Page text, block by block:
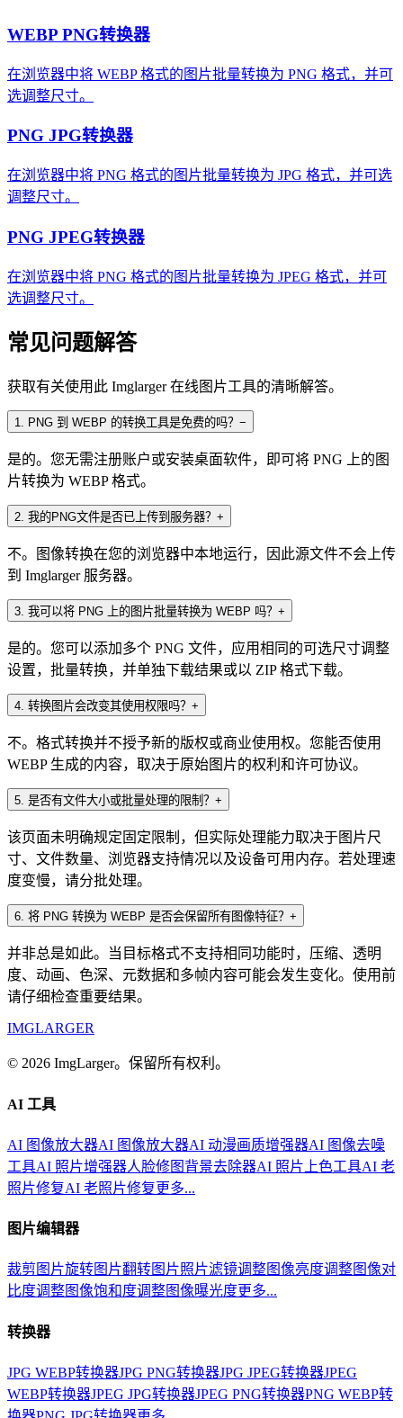
WEBP PNG转换器
在浏览器中将 WEBP 格式的图片批量转换为 PNG 格式，并可
选调整尺寸。
PNG JPG转换器
在浏览器中将 PNG 格式的图片批量转换为 JPG 格式，并可选
调整尺寸。
PNG JPEG转换器
在浏览器中将 PNG 格式的图片批量转换为 JPEG 格式，并可
选调整尺寸。
常见问题解答
获取有关使用此 Imglarger 在线图片工具的清晰解答。
1. PNG 到 WEBP 的转换工具是免费的吗？ −
是的。您无需注册账户或安装桌面软件，即可将 PNG 上的图
片转换为 WEBP 格式。
2. 我的PNG文件是否已上传到服务器？ +
不。图像转换在您的浏览器中本地运行，因此源文件不会上传
到 Imglarger 服务器。
3. 我可以将 PNG 上的图片批量转换为 WEBP 吗？ +
是的。您可以添加多个 PNG 文件，应用相同的可选尺寸调整
设置，批量转换，并单独下载结果或以 ZIP 格式下载。
4. 转换图片会改变其使用权限吗？ +
不。格式转换并不授予新的版权或商业使用权。您能否使用
WEBP 生成的内容，取决于原始图片的权利和许可协议。
5. 是否有文件大小或批量处理的限制？ +
该页面未明确规定固定限制，但实际处理能力取决于图片尺
寸、文件数量、浏览器支持情况以及设备可用内存。若处理速
度变慢，请分批处理。
6. 将 PNG 转换为 WEBP 是否会保留所有图像特征？ +
并非总是如此。当目标格式不支持相同功能时，压缩、透明
度、动画、色深、元数据和多帧内容可能会发生变化。使用前
请仔细检查重要结果。
IMGLARGER
© 2026 ImgLarger。保留所有权利。
AI 工具
AI 图像放大器AI 图像放大器AI 动漫画质增强器AI 图像去噪
工具AI 照片增强器人脸修图 背景去除器AI 照片上色工具AI 老
照片修复AI 老照片修复更多...
图片编辑器
裁剪图片旋转图片翻转图片照片滤镜调整图像亮度调整图像对
比度调整图像饱和度调整图像曝光度更多...
转换器
JPG WEBP转换器JPG PNG转换器JPG JPEG转换器JPEG
WEBP转换器JPEG JPG转换器JPEG PNG转换器PNG WEBP转